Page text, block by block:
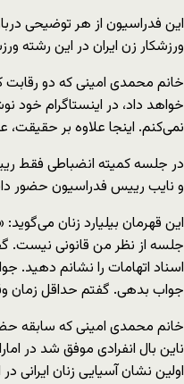
این فدراسیون از هر توضیحی
ورزشکار زن ایران در این رشته
خانم محمدی امینی که دو
خواهد داد، در اینستاگرام
نمی‌كنم. اینجا علاوه بر
در جلسه كميته انضباطی فقط
و نایب ریيس فدراسيون حضور
این قهرمان بیلیارد زنان
جلسه از نظر من قانونی نيست.
اسناد اتهامات را نشانم دهید.
جواب بدهی. گفتم حداقل زمان
خانم محمدی امینی که سابقه
ناین بال انفرادی موفق شد در
اولین نشان آسیایی زنان